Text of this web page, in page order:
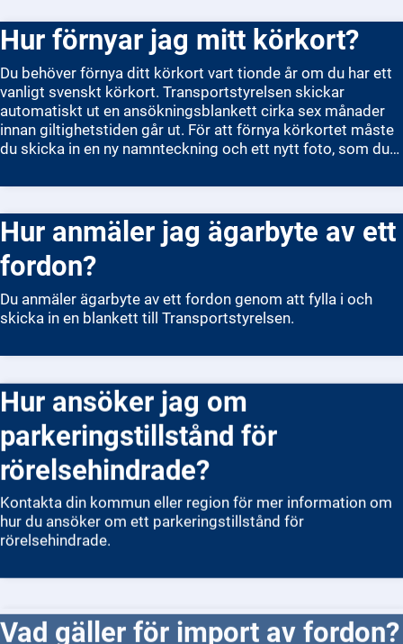
Hur förnyar jag mitt körkort?
Du behöver förnya ditt körkort vart tionde år om du har ett
vanligt svenskt körkort. Transportstyrelsen skickar
automatiskt ut en ansökningsblankett cirka sex månader
innan giltighetstiden går ut. För att förnya körkortet måste
du skicka in en ny namnteckning och ett nytt foto, som du
kontor eller hos en fotograf. När du har skickat in allt,
posten inom några veckor. Om ditt körkort redan har gått
ut får du inte köra förrän du har fått ett nytt.
Hur anmäler jag ägarbyte av ett
fordon?
Du anmäler ägarbyte av ett fordon genom att fylla i och
skicka in en blankett till Transportstyrelsen.
Hur ansöker jag om
parkeringstillstånd för
rörelsehindrade?
Kontakta din kommun eller region för mer information om
hur du ansöker om ett parkeringstillstånd för
rörelsehindrade.
Vad gäller för import av fordon?